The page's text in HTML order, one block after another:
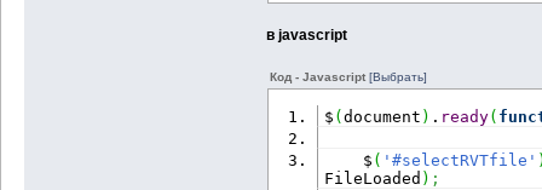
в javascript
Код - Javascript [Выбрать]
$ (document ) . ready(
$ ( '#selectRVTfile'
FileLoaded ) ;